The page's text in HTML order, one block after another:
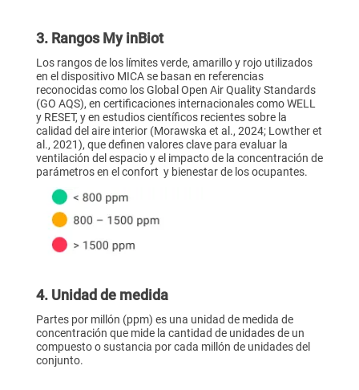
3. Rangos My inBiot
Los rangos de los límites verde, amarillo y rojo utilizados
en el dispositivo MICA se basan en referencias
reconocidas como los Global Open Air Quality Standards
(GO AQS), en certificaciones internacionales como WELL
y RESET, y en estudios científicos recientes sobre la
calidad del aire interior (Morawska et al., 2024; Lowther et
al., 2021), que definen valores clave para evaluar la
ventilación del espacio y el impacto de la concentración de
parámetros en el confort y bienestar de los ocupantes.
4. Unidad de medida
Partes por millón (ppm) es una unidad de medida de
concentración que mide la cantidad de unidades de un
compuesto o sustancia por cada millón de unidades del
conjunto.